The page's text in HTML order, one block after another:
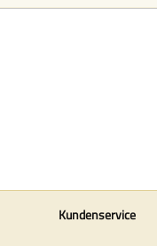
Kundenservice